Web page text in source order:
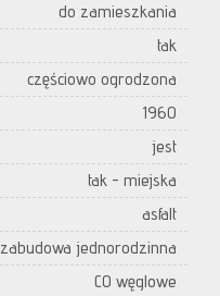
do zamieszkania
tak
częściowo ogrodzona
1960
jest
tak - miejska
asfalt
zabudowa jednorodzinna
CO węglowe